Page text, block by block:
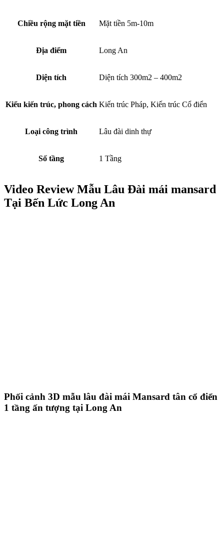
Chiều rộng mặt tiền Mặt tiền 5m-10m
Địa điểm Long An
Diện tích Diện tích 300m2 – 400m2
Kiểu kiến trúc, phong cách Kiến trúc Pháp, Kiến trúc Cổ điển
Loại công trình Lâu đài dinh thự
Số tầng 1 Tầng
Video Review Mẫu Lâu Đài mái mansard
Tại Bến Lức Long An
Phối cảnh 3D mẫu lâu đài mái Mansard tân cổ điển
1 tầng ấn tượng tại Long An